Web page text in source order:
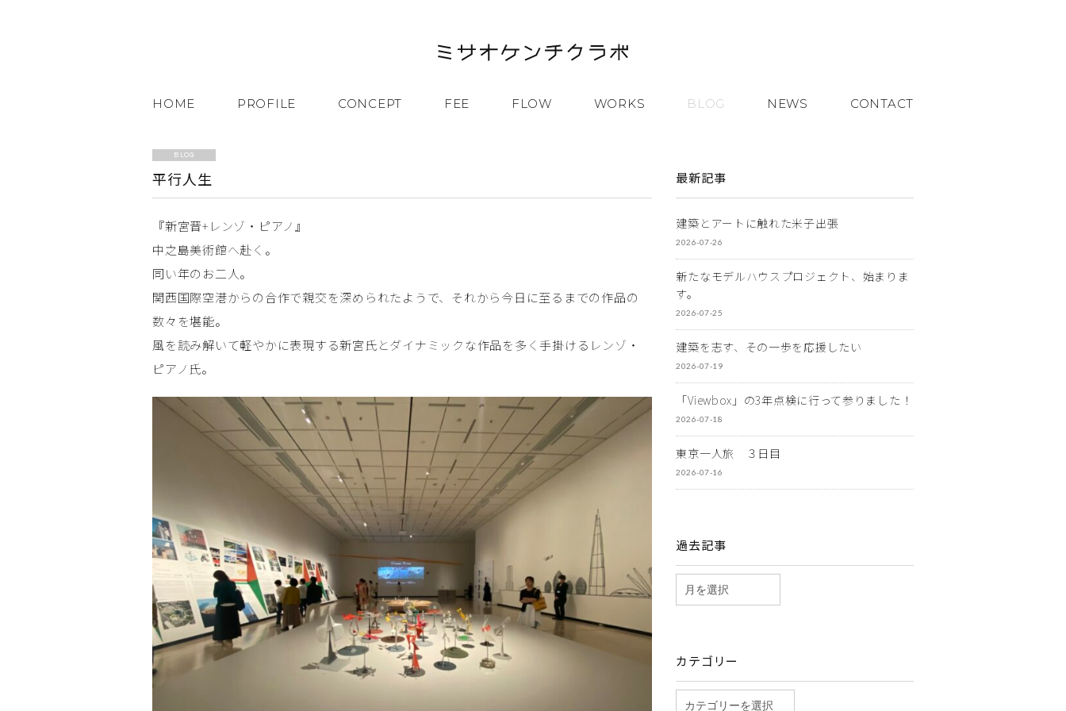
HOME PROFILE CONCEPT FEE FLOW WORKS BLOG NEWS CONTACT
BLOG
平行人生
『新宮晋+レンゾ・ピアノ』
中之島美術館へ赴く。
同い年のお二人。
関西国際空港からの合作で親交を深められたようで、それから今日に至るまでの作品の
数々を堪能。
風を読み解いて軽やかに表現する新宮氏とダイナミックな作品を多く手掛けるレンゾ・
ピアノ氏。
最新記事
建築とアートに触れた米子出張
2026-07-26
新たなモデルハウスプロジェクト、始まりま
す。
2026-07-25
建築を志す、その一歩を応援したい
2026-07-19
「Viewbox」の3年点検に行って参りました！
2026-07-18
東京一人旅 ３日目
2026-07-16
過去記事
カテゴリー